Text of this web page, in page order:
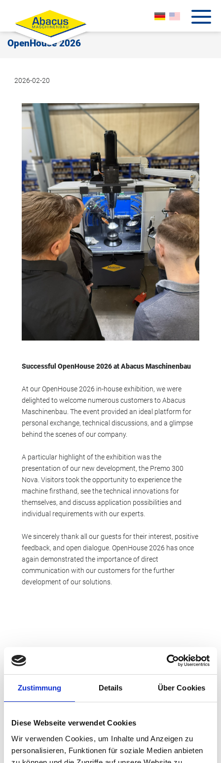
Zustimmung Details Über Cookies
Diese Webseite verwendet Cookies
Wir verwenden Cookies, um Inhalte und Anzeigen zu
personalisieren, Funktionen für soziale Medien anbieten
OpenHouse 2026
2026-02-20
Successful OpenHouse 2026 at Abacus Maschinenbau
At our OpenHouse 2026 in-house exhibition, we were
delighted to welcome numerous customers to Abacus
Maschinenbau. The event provided an ideal platform for
personal exchange, technical discussions, and a glimpse
behind the scenes of our company.
A particular highlight of the exhibition was the
presentation of our new development, the Premo 300
Nova. Visitors took the opportunity to experience the
machine firsthand, see the technical innovations for
themselves, and discuss application possibilities and
individual requirements with our experts.
We sincerely thank all our guests for their interest, positive
feedback, and open dialogue. OpenHouse 2026 has once
again demonstrated the importance of direct
communication with our customers for the further
development of our solutions.